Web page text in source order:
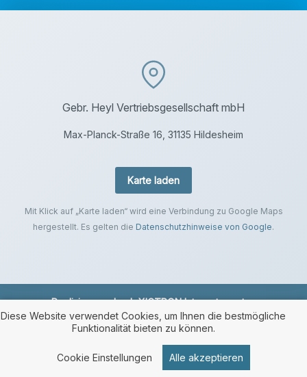
Gebr. Heyl Vertriebsgesellschaft mbH
Max-Planck-Straße 16, 31135 Hildesheim
Karte laden
Mit Klick auf „Karte laden“ wird eine Verbindung zu Google Maps
hergestellt. Es gelten die Datenschutzhinweise von Google.
Realisierung durchXICTRON Internetagentur.
Diese Website verwendet Cookies, um Ihnen die bestmögliche
Funktionalität bieten zu können.
Cookie Einstellungen Alle akzeptieren